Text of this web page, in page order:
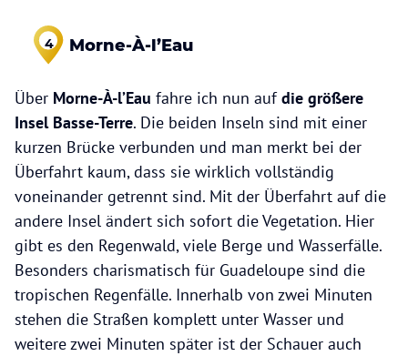
4 Morne-À-l’Eau
Über Morne-À-l’Eau fahre ich nun aufdie größere
Insel Basse-Terre. Die beiden Inseln sind mit einer
kurzen Brücke verbunden und man merkt bei der
Überfahrt kaum, dass sie wirklich vollständig
voneinander getrennt sind. Mit der Überfahrt auf die
andere Insel ändert sich sofort die Vegetation. Hier
gibt es den Regenwald, viele Berge und Wasserfälle.
Besonders charismatisch für Guadeloupe sind die
tropischen Regenfälle. Innerhalb von zwei Minuten
stehen die Straßen komplett unter Wasser und
weitere zwei Minuten später ist der Schauer auch